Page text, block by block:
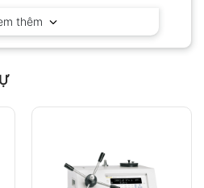
thêm